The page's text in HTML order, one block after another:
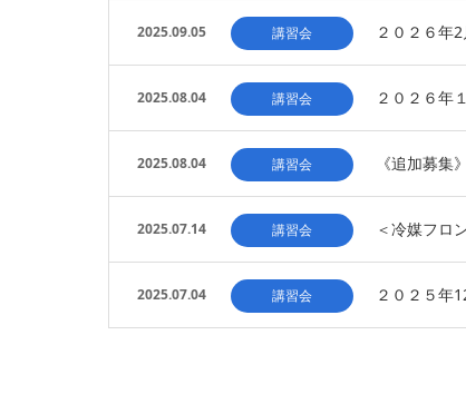
2025.09.05 講習会 ２０２６年
2025.08.04 講習会 ２０２６年
2025.08.04 講習会 《追加募
2025.07.14 講習会 ＜冷媒フロ
2025.07.04 講習会 ２０２５年